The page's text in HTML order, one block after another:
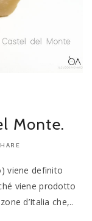
Monte.
viene definito
viene prodotto
d’Italia che,..